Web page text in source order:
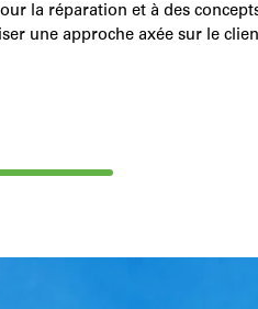
la réparation et à des
une approche axée sur le